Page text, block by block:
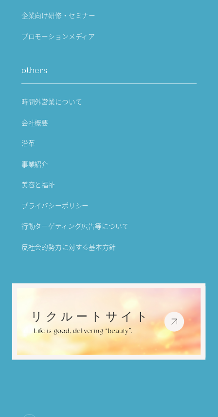
企業向け研修・セミナー
プロモーションメディア
others
時間外営業について
会社概要
沿革
事業紹介
美容と福祉
プライバシーポリシー
行動ターゲティング広告等について
反社会的勢力に対する基本方針